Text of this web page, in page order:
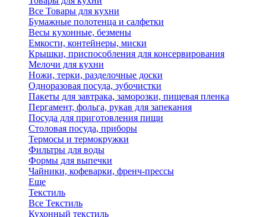
Все Товары для кухни
Бумажные полотенца и салфетки
Весы кухонные, безмены
Емкости, контейнеры, миски
Крышки, приспособления для консервирования
Мелочи для кухни
Ножи, терки, разделочные доски
Одноразовая посуда, зубочистки
Пакеты для завтрака, заморозки, пищевая пленка
Пергамент, фольга, рукав для запекания
Посуда для приготовления пищи
Столовая посуда, приборы
Термосы и термокружки
Фильтры для воды
Формы для выпечки
Чайники, кофеварки, френч-прессы
Еще
Текстиль
Все Текстиль
Кухонный текстиль